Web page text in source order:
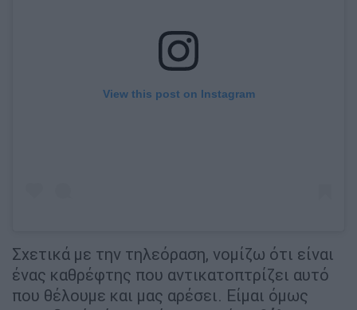
View this post on Instagram
Σχετικά με την τηλεόραση, νομίζω ότι είναι
ένας καθρέφτης που αντικατοπτρίζει αυτό
που θέλουμε και μας αρέσει. Είμαι όμως